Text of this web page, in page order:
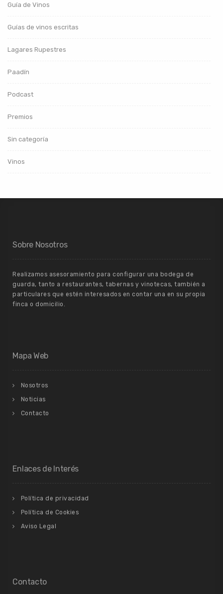
Guía de Vinos
Guías de vinos escritas
Lagares Rupestres
Paadín
Podcast
Premios
Sin categoría
Vinos
Sobre Nosotros
Realizamos asesoramiento para configurar una bodega de
guarda, tanto a restaurantes, tabernas y vinotecas, también a
particulares que estén interesados en contar una en su propia
finca o domicilio.
Mapa Web
Nosotros
Noticias
Contacto
Enlaces de Interés
Política de privacidad
Política de Cookies
Aviso Legal
Contacto